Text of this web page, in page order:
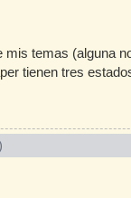
mis temas (alguna
tienen tres